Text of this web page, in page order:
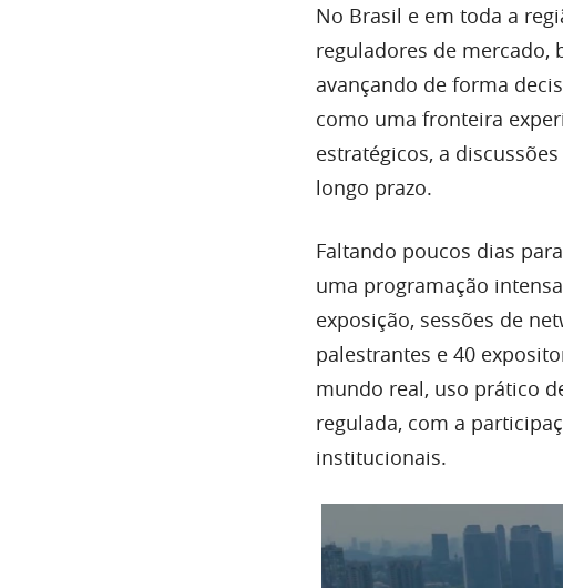
No Brasil e em toda a
reguladores de mercado,
avançando de forma
como uma fronteira
estratégicos, a
longo prazo.
Faltando poucos dias
uma programação
exposição, sessões de
palestrantes e 40
mundo real, uso prático
regulada, com a
institucionais.